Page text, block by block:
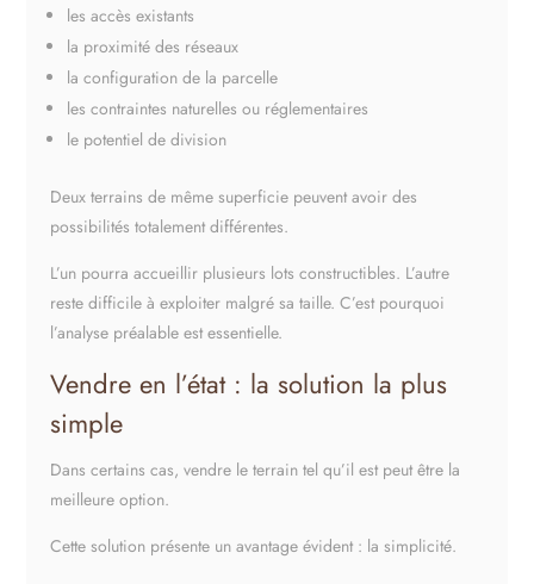
les accès existants
la proximité des réseaux
la configuration de la parcelle
les contraintes naturelles ou réglementaires
le potentiel de division
Deux terrains de même superficie peuvent avoir des
possibilités totalement différentes.
L’un pourra accueillir plusieurs lots constructibles. L’autre
reste difficile à exploiter malgré sa taille. C’est pourquoi
l’analyse préalable est essentielle.
Vendre en l’état : la solution la plus
simple
Dans certains cas, vendre le terrain tel qu’il est peut être la
meilleure option.
Cette solution présente un avantage évident : la simplicité.